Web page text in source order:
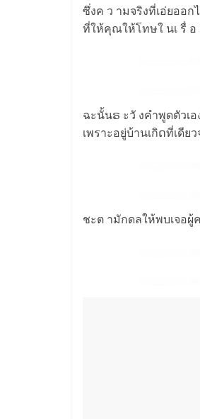
ซึ่งค ว ามจริงที่เอ่ยออก
ที่ให้คุณให้โทษใ นเ รื่ อ
ฉะนั้นຣ ะวั งคำพูดตัวเ
เพราะอยู่บ้านเกิດที่เดีย
ชะต ามักดลให้พบเจอผู้